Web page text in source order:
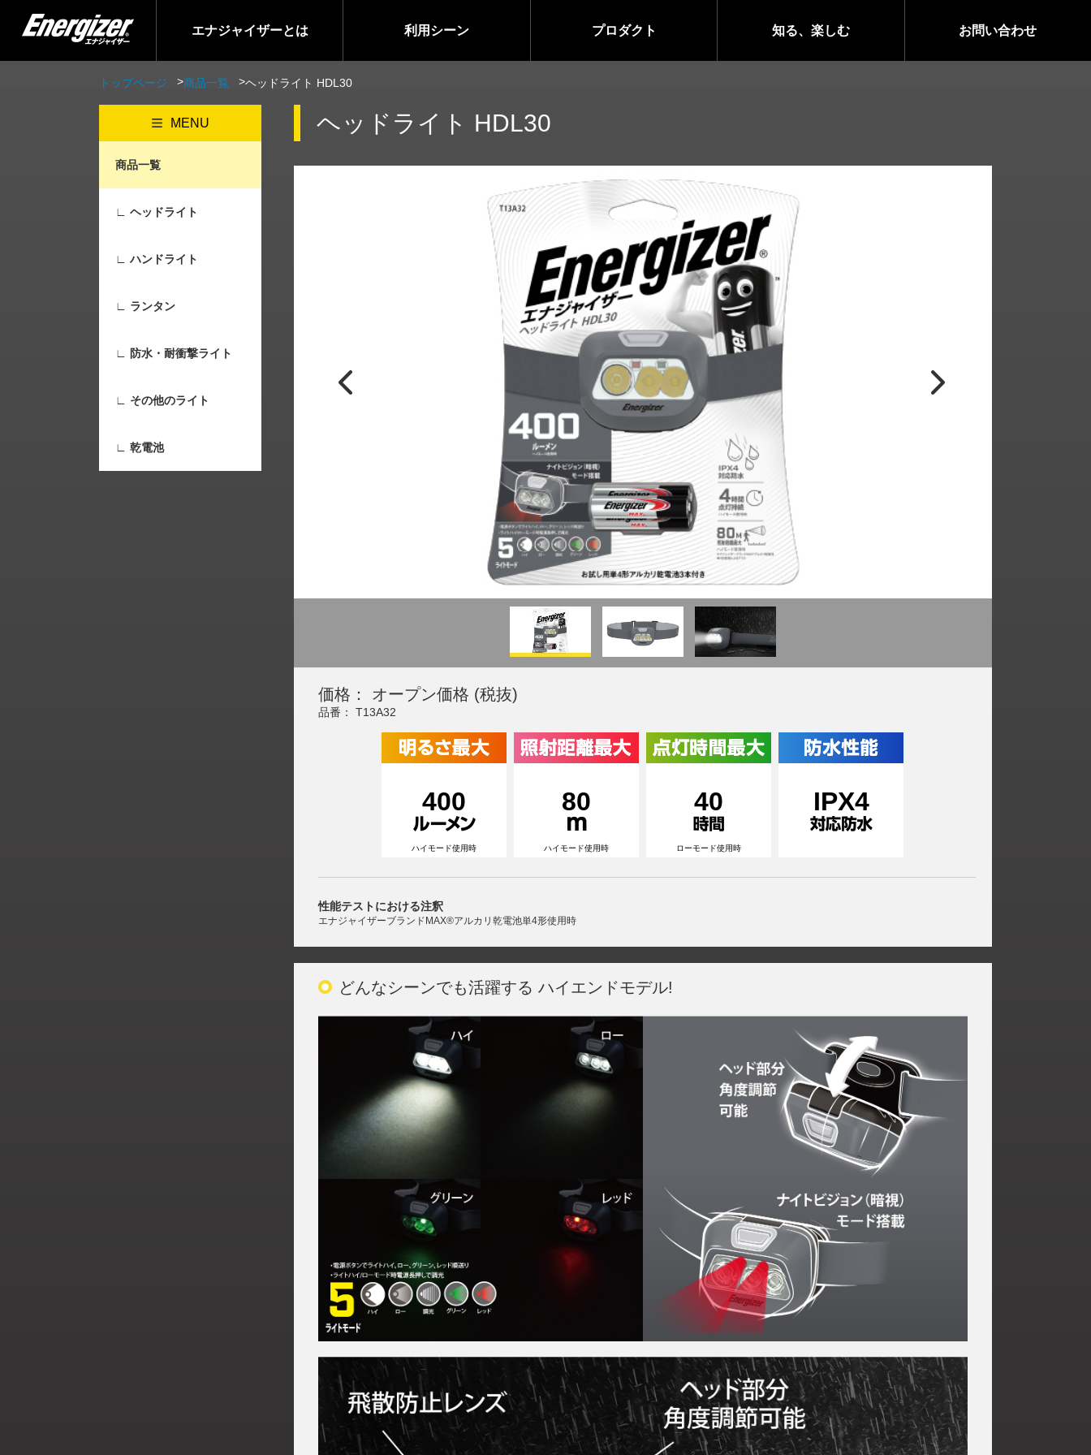
エナジャイザーとは 利用シーン プロダクト 知る、楽しむ お問い合わせ
トップページ 商品一覧 ヘッドライト HDL30
MENU
商品一覧
∟ ヘッドライト
∟ ハンドライト
∟ ランタン
∟ 防水・耐衝撃ライト
∟ その他のライト
∟ 乾電池
ヘッドライト HDL30
価格： オープン価格 (税抜)
品番： T13A32
400
ハイモード使用時
80
ハイモード使用時
40
ローモード使用時
IPX4
性能テストにおける注釈
エナジャイザーブランドMAX®アルカリ乾電池単4形使用時
どんなシーンでも活躍する ハイエンドモデル!